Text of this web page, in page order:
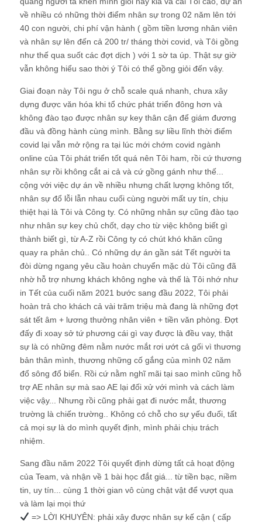
về nhiều có những thời điểm nhân sự trong 02 năm lên tới
40 con người, chi phí vận hành ( gồm tiền lương nhân viên
và nhân sự lên đến cả 200 tr/ tháng thời covid, và Tôi gồng
như thế qua suốt các đợt dịch ) với 1 sờ ta úp. Thật sự giờ
vẫn không hiểu sao thời ý Tôi có thể gồng giỏi đến vậy.
Giai đoạn này Tôi ngu ở chỗ scale quá nhanh, chưa xây
dựng được văn hóa khi tổ chức phát triển đông hơn và
không đào tạo được nhân sự key thân cận để giám đương
đầu và đồng hành cùng mình. Bằng sự liều lĩnh thời điểm
covid lại vẫn mở rộng ra tại lúc mới chớm covid ngành
online của Tôi phát triển tốt quá nên Tôi ham, rồi cứ thương
nhân sự rồi không cắt ai cả và cứ gồng gánh như thế...
cộng với việc dự án về nhiều nhưng chất lượng không tốt,
nhân sự đổ lỗi lẫn nhau cuối cùng người mất uy tín, chịu
thiệt hại là Tôi và Công ty. Có những nhân sự cũng đào tạo
như nhân sự key chủ chốt, dạy cho từ việc không biết gì
thành biết gì, từ A-Z rồi Công ty có chút khó khăn cũng
quay ra phản chủ.. Có những dự án gần sát Tết người ta
đòi dừng ngang yêu cầu hoàn chuyển mặc dù Tôi cũng đã
nhờ hỗ trợ nhưng khách không nghe và thế là Tôi nhớ như
in Tết của cuối năm 2021 bước sang đầu 2022, Tôi phải
hoàn trả cho khách cả vài trăm triệu mà đang là những đợt
sát tết âm + lương thưởng nhân viên + tiền văn phòng. Đợt
đấy đi xoay sở tứ phương cái gì vay được là đều vay, thật
sự là có những đêm nằm nước mắt rơi ướt cả gối vì thương
bản thân mình, thương những cố gắng của mình 02 năm
đổ sông đổ biển. Rồi cứ nằm nghĩ mãi tại sao mình cũng hỗ
trợ AE nhân sự mà sao AE lại đối xử với mình và cách làm
việc vậy... Nhưng rồi cũng phải gạt đi nước mắt, thương
trường là chiến trường.. Không có chỗ cho sự yếu đuối, tất
cả mọi sự là do mình quyết định, mình phải chịu trách
nhiệm.
Sang đầu năm 2022 Tôi quyết định dừng tất cả hoạt động
của Team, và nhận về 1 bài học đắt giá... từ tiền bạc, niềm
tin, uy tín... cùng 1 thời gian vô cùng chật vật để vượt qua
và làm lại mọi thứ
=> LỜI KHUYÊN: phải xây được nhân sự kế cận ( cấp